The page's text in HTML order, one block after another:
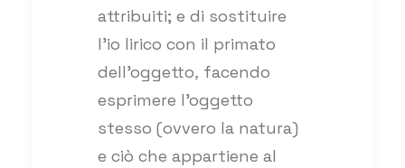
attribuiti; e di sostituire
l’io lirico con il primato
dell’oggetto, facendo
esprimere l’oggetto
stesso (ovvero la natura)
e ciò che appartiene al